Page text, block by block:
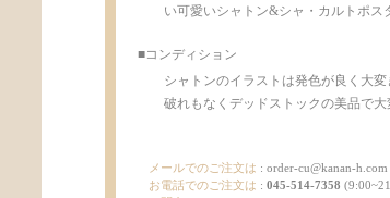
い可愛いシャトン&シャ・カルトポス
■コンディション
シャトンのイラストは発色が良く大
破れもなくデッドストックの美品で大
メールでのご注文は : order-cu@kanan-h.com
お電話でのご注文は : 045-514-7358